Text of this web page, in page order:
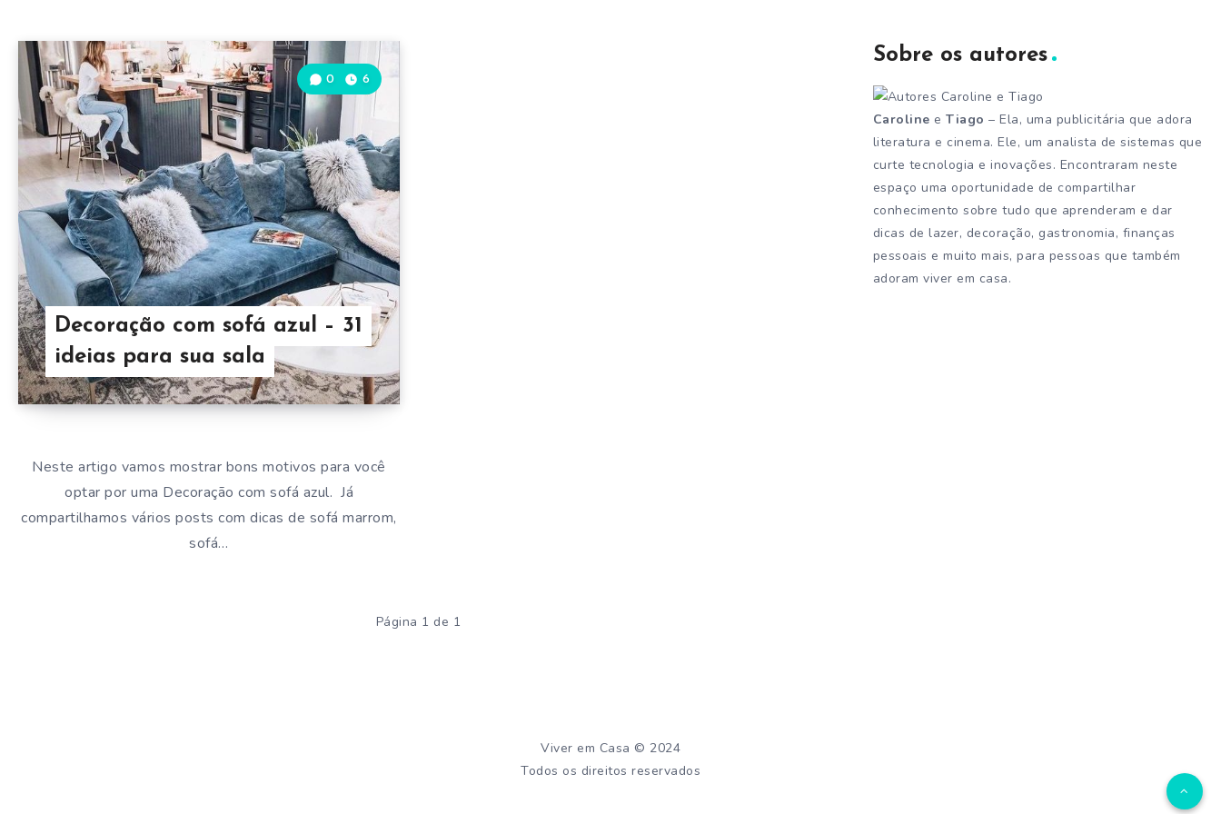
Decoração com sofá azul – 31
ideias para sua sala
0 6
Neste artigo vamos mostrar bons motivos para você
optar por uma Decoração com sofá azul. Já
compartilhamos vários posts com dicas de sofá marrom,
sofá…
Página 1 de 1
Sobre os autores
Caroline eTiago – Ela, uma publicitária que adora
literatura e cinema. Ele, um analista de sistemas que
curte tecnologia e inovações. Encontraram neste
espaço uma oportunidade de compartilhar
conhecimento sobre tudo que aprenderam e dar
dicas de lazer, decoração, gastronomia, finanças
pessoais e muito mais, para pessoas que também
adoram viver em casa.
Viver em Casa © 2024
Todos os direitos reservados